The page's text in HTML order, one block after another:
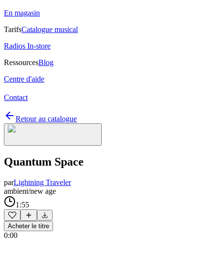
En magasin
TarifsCatalogue musical
Radios In-store
RessourcesBlog
Centre d'aide
Contact
Retour au catalogue
Quantum Space
parLightning Traveler
ambient/new age
1:55
Acheter le titre
0:00